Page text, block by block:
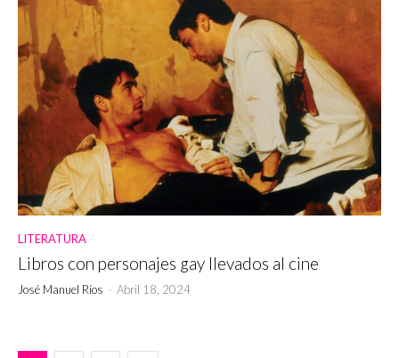
LITERATURA
Libros con personajes gay llevados al cine
José Manuel Ríos - Abril 18, 2024